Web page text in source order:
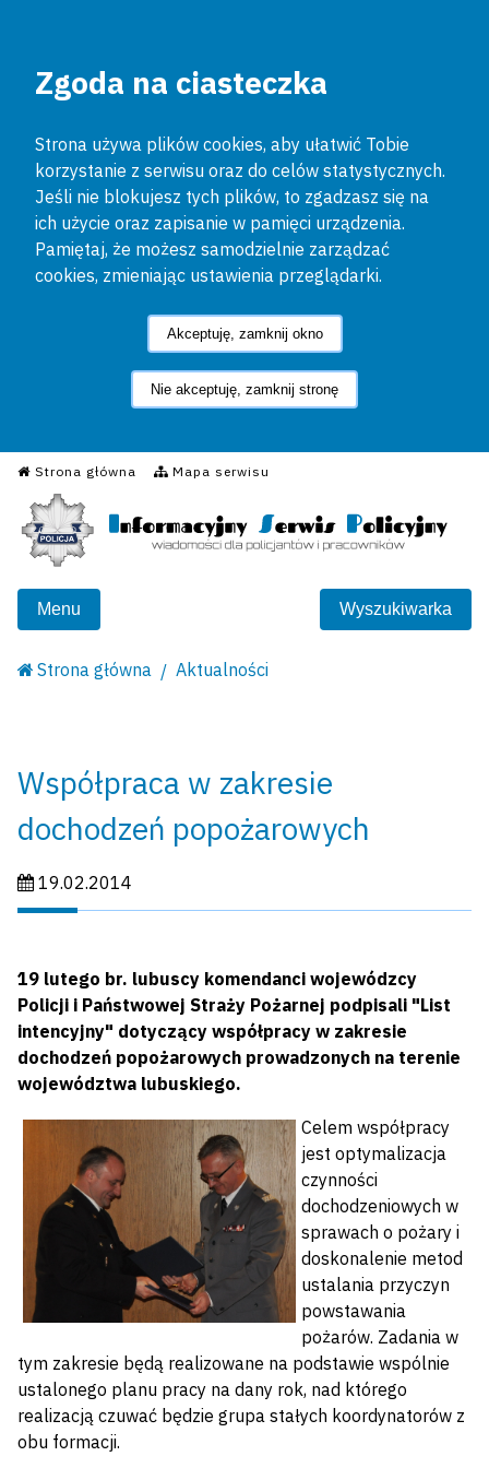
Zgoda na ciasteczka
Strona używa plików cookies, aby ułatwić Tobie
korzystanie z serwisu oraz do celów statystycznych.
Jeśli nie blokujesz tych plików, to zgadzasz się na
ich użycie oraz zapisanie w pamięci urządzenia.
Pamiętaj, że możesz samodzielnie zarządzać
cookies, zmieniając ustawienia przeglądarki.
Akceptuję, zamknij okno
Nie akceptuję, zamknij stronę
Strona główna Mapa serwisu
Informacyjny Serwis
Menu Wyszukiwarka
Strona główna Aktualności
Współpraca w zakresie
dochodzeń popożarowych
Data publikacji:
19.02.2014
19 lutego br. lubuscy komendanci wojewódzcy
Policji i Państwowej Straży Pożarnej podpisali "List
intencyjny" dotyczący współpracy w zakresie
dochodzeń popożarowych prowadzonych na terenie
województwa lubuskiego.
Celem współpracy
jest optymalizacja
czynności
dochodzeniowych w
sprawach o pożary i
doskonalenie metod
ustalania przyczyn
powstawania
pożarów. Zadania w
tym zakresie będą realizowane na podstawie wspólnie
ustalonego planu pracy na dany rok, nad którego
realizacją czuwać będzie grupa stałych koordynatorów z
obu formacji.